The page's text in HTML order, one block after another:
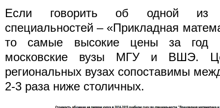
Если говорить об одной из
специальностей – «Прикладная
то самые высокие цены за год
московские вузы МГУ и ВШЭ.
региональных вузах сопоставимы
2-3 раза ниже столичных.